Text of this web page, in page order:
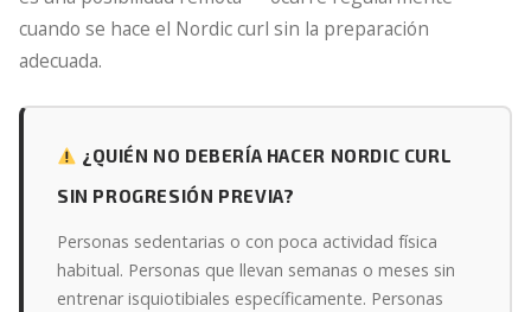
cuando se hace el Nordic curl sin la preparación
adecuada.
¿QUIÉN NO DEBERÍA HACER NORDIC CURL
SIN PROGRESIÓN PREVIA?
Personas sedentarias o con poca actividad física
habitual. Personas que llevan semanas o meses sin
entrenar isquiotibiales específicamente. Personas